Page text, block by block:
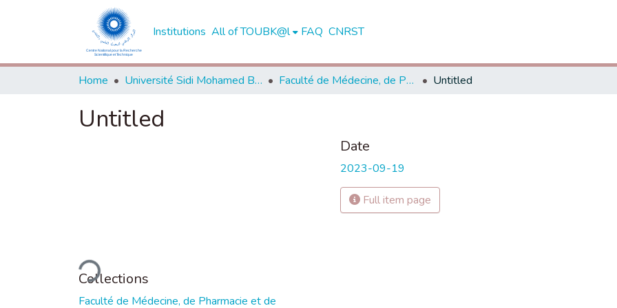
Institutions All of TOUBK@l FAQ CNRST
Home Université Sidi Mohamed Ben Abdellah de Fès Faculté de Médecine, de Pharmacie et de Médecine Dentaire - Fès Untitled
Untitled
Loading...
Collections
Faculté de Médecine, de Pharmacie et de
Date
2023-09-19
Full item page